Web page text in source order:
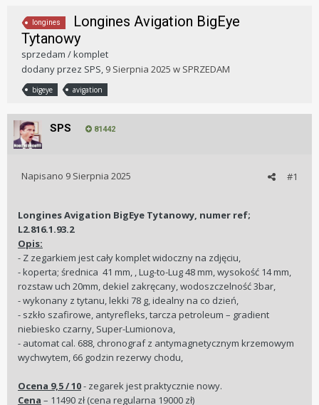
longines
Longines Avigation BigEye
Tytanowy
sprzedam / komplet
dodany przez SPS, 9 Sierpnia 2025 w SPRZEDAM
bigeye avigation
SPS 81442
#1
Napisano 9 Sierpnia 2025
Longines Avigation BigEye Tytanowy, numer ref;
L2.816.1.93.2
Opis:
- Z zegarkiem jest cały komplet widoczny na zdjęciu,
- koperta; średnica 41 mm, , Lug-to-Lug 48 mm, wysokość 14 mm,
rozstaw uch 20mm, dekiel zakręcany, wodoszczelność 3bar,
- wykonany z tytanu, lekki 78 g, idealny na co dzień,
- szkło szafirowe, antyrefleks, tarcza petroleum – gradient
niebiesko czarny, Super-Lumionova,
- automat cal. 688, chronograf z antymagnetycznym krzemowym
wychwytem, 66 godzin rezerwy chodu,
Ocena 9,5 / 10- zegarek jest praktycznie nowy.
Cena – 11490 zł (cena regularna 19000 zł)